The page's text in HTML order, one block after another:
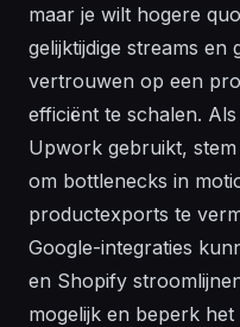
maar je wilt hogere
gelijktijdige streams en
vertrouwen op een
efficiënt te schalen.
Upwork gebruikt,
om bottlenecks in
productexports te
Google-integraties
en Shopify
mogelijk en beperk